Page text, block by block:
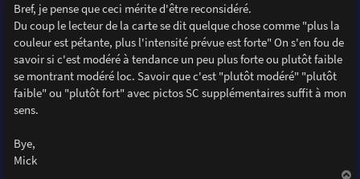
Bref, je pense que ceci mérite d'être reconsidéré.
Du coup le lecteur de la carte se dit quelque chose comme "plus la
couleur est pétante, plus l'intensité prévue est forte" On s'en fou de
savoir si c'est modéré à tendance un peu plus forte ou plutôt faible
se montrant modéré loc. Savoir que c'est "plutôt modéré" "plutôt
faible" ou "plutôt fort" avec pictos SC supplémentaires suffit à mon
sens.
Bye,
Mick